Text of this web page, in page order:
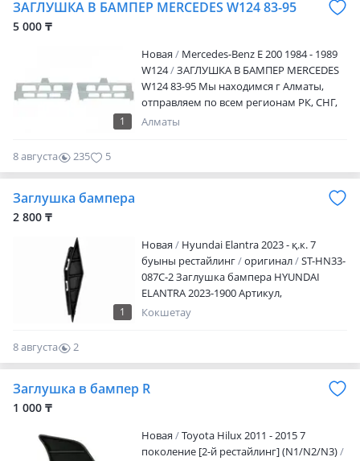
ЗАГЛУШКА В БАМПЕР MERCEDES W124 83-95
5 000 ₸
1
Новая
Mercedes-Benz E 200 1984 - 1989
W124
ЗАГЛУШКА В БАМПЕР MERCEDES
W124 83-95 Мы находимся г Алматы,
отправляем по всем регионам РК, СНГ,
все подробности по телефону, звоните в
Алматы
8 августа 235 5
Заглушка бампера
2 800 ₸
1
Новая
Hyundai Elantra 2023 - қ.к. 7
буыны рестайлинг
оригинал
ST-HN33-
087C-2 Заглушка бампера HYUNDAI
ELANTRA 2023-1900 Артикул,
наименование товара, марка модель
АВТОТРЕЙД сеть магазинов
автозапчастей и установочных центров
пт: 09: 00-18: 00 Сб: 10: 00-17: 00 Вс:
выходной
Кокшетау
8 августа
2
0
Заглушка в бампер R
1 000 ₸
Новая
Toyota Hilux 2011 - 2015 7
поколение [2-й рестайлинг] (N1/N2/N3)